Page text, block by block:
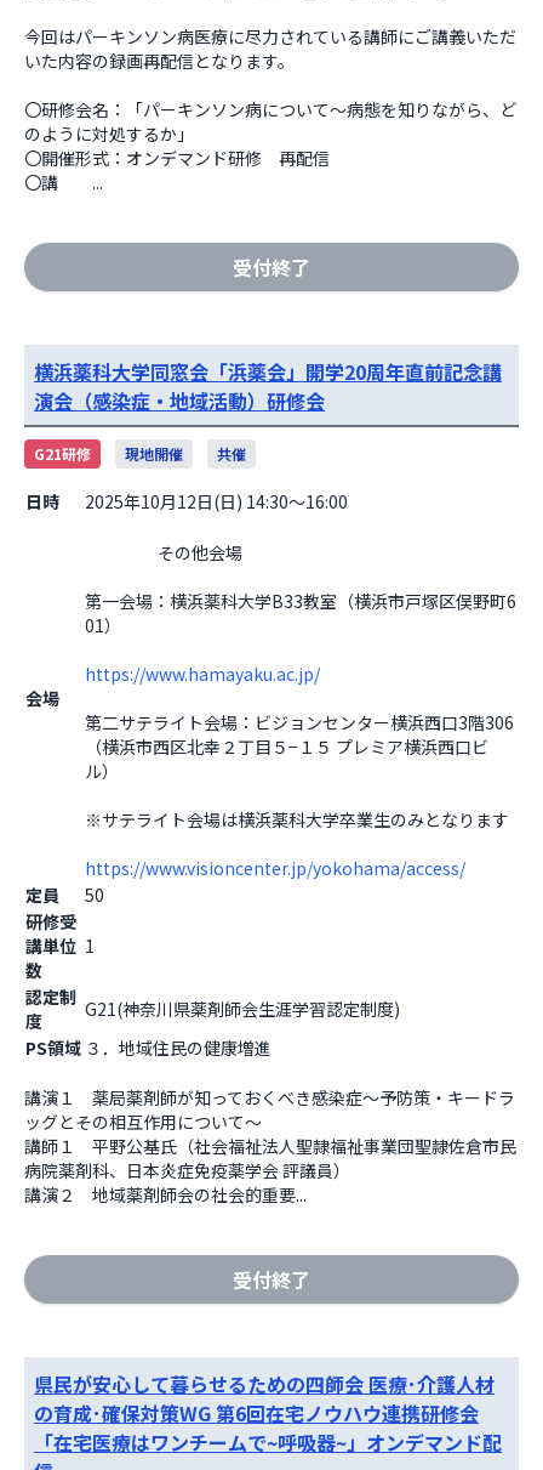
今回はパーキンソン病医療に尽力されている講師にご講義いただ
いた内容の録画再配信となります。
〇研修会名：「パーキンソン病について～病態を知りながら、ど
のように対処するか」
〇開催形式：オンデマンド研修　再配信
〇講　　...
受付終了
横浜薬科大学同窓会「浜薬会」開学20周年直前記念講
演会（感染症・地域活動）研修会
G21研修 現地開催 共催
日時 2025年10月12日(日) 14:30～16:00
会場
第一会場：横浜薬科大学B33教室（横浜市戸塚区俣野町6
01）
https://www.hamayaku.ac.jp/
第二サテライト会場：ビジョンセンター横浜西口3階306
（横浜市西区北幸２丁目５−１５ プレミア横浜西口ビ
ル）
※サテライト会場は横浜薬科大学卒業生のみとなります
https://www.visioncenter.jp/yokohama/access/
定員
50
研修受
講単位
数
1
認定制
度
G21(神奈川県薬剤師会生涯学習認定制度)
PS領域 ３．地域住民の健康増進
講演１　薬局薬剤師が知っておくべき感染症～予防策・キードラ
ッグとその相互作用について～
講師１　平野公基氏（社会福祉法人聖隷福祉事業団聖隷佐倉市民
病院薬剤科、日本炎症免疫薬学会 評議員）
講演２　地域薬剤師会の社会的重要...
受付終了
県民が安心して暮らせるための四師会 医療･介護人材
の育成･確保対策WG 第6回在宅ノウハウ連携研修会
「在宅医療はワンチームで~呼吸器~」オンデマンド配